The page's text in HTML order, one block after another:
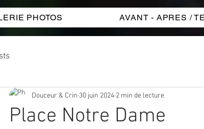
PHOTOS AVANT - APRES /
Place Notre Dame
Douceur & Crin 30 juin 2024 2 min de lecture